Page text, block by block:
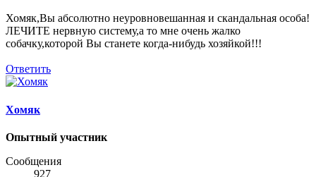
Хомяк,Вы абсолютно неуровновешанная и скандальная особа!
ЛЕЧИТЕ нервную систему,а то мне очень жалко
собачку,которой Вы станете когда-нибудь хозяйкой!!!
Ответить
Хомяк
Опытный участник
Сообщения
927